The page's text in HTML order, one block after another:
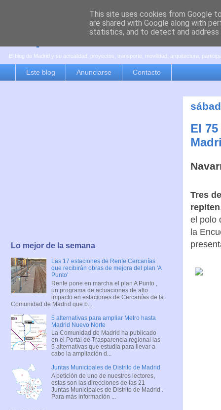
es por madrid
El blog de Madrid y su actualidad, proyectos, transporte, movilidad, arquitectura,
Este blog Anunciarse Contacto
El
Tres
repiten
el polo
la
Lo mejor de la semana
Las 17 estaciones de Renfe Cercanías
que recibirán obras de mejora del plan 'A
Punto'
Renfe pone en marcha el plan A Punto ,
un programa de actuaciones de alto
impacto en estaciones de Cercanías de la
Comunidad de Madrid que b...
5 alternativas para ampliar Metro hasta
Madrid Nuevo Norte
La Comunidad de Madrid ha publicado
en el Portal de Trasparencia regional las
5 alternativas que estudia para llevar a
cabo la ampliación d...
Juntas Municipales de Distrito de Madrid
A petición de uno de nuestros lectores,
estas son las direcciones de las 21
Juntas Municipales de Distrito de Madrid .
Para más información ...
This site uses cookies from Google
are shared with Google along with
statistics, and to detect and address